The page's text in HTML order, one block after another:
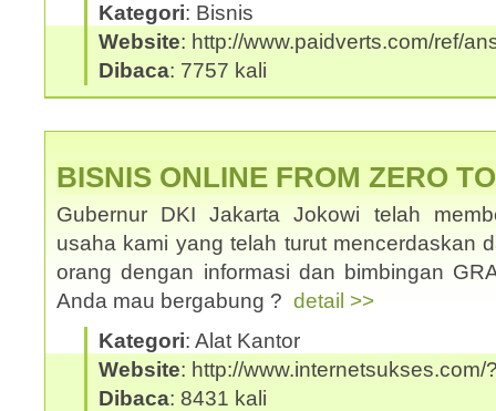
Kategori: Bisnis
Website: http://www.paidverts.com/ref/
Dibaca: 7757 kali
BISNIS ONLINE FROM ZERO
Gubernur DKI Jakarta Jokowi telah
usaha kami yang telah turut mencerdaskan
orang dengan informasi dan bimbingan
Anda mau bergabung ? detail >>
Kategori: Alat Kantor
Website: http://www.internetsukses.com/
Dibaca: 8431 kali